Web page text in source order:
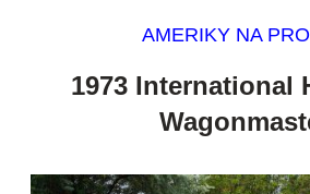
AMERIKY NA
1973 International